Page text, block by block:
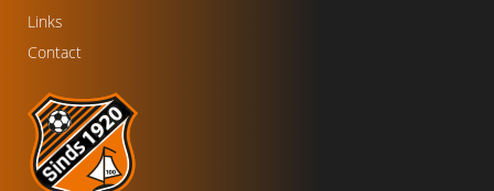
Links
Contact